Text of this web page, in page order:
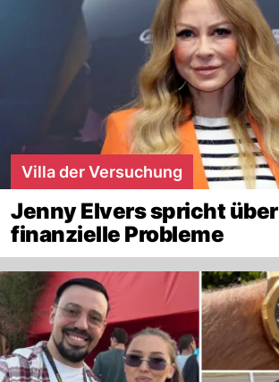
Villa der Versuchung
Jenny Elvers spricht über
finanzielle Probleme